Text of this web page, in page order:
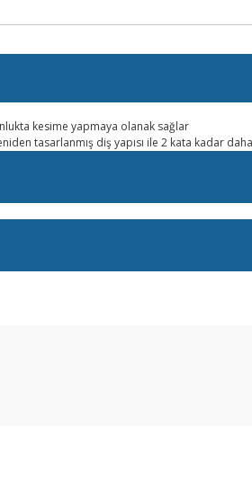
kesime yapmaya olanak sağlar
tasarlanmış diş yapısı ile 2 kata kadar